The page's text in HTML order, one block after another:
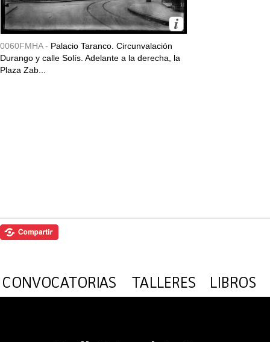
0060FMHA - Palacio Taranco. Circunvalación
Durango y calle Solís. Adelante a la derecha, la
Plaza Zab...